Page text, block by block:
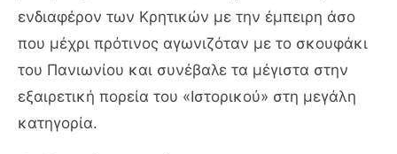
ενδιαφέρον των Κρητικών με την έμπειρη άσο
που μέχρι πρότινος αγωνιζόταν με το σκουφάκι
του Πανιωνίου και συνέβαλε τα μέγιστα στην
εξαιρετική πορεία του «Ιστορικού» στη μεγάλη
κατηγορία.